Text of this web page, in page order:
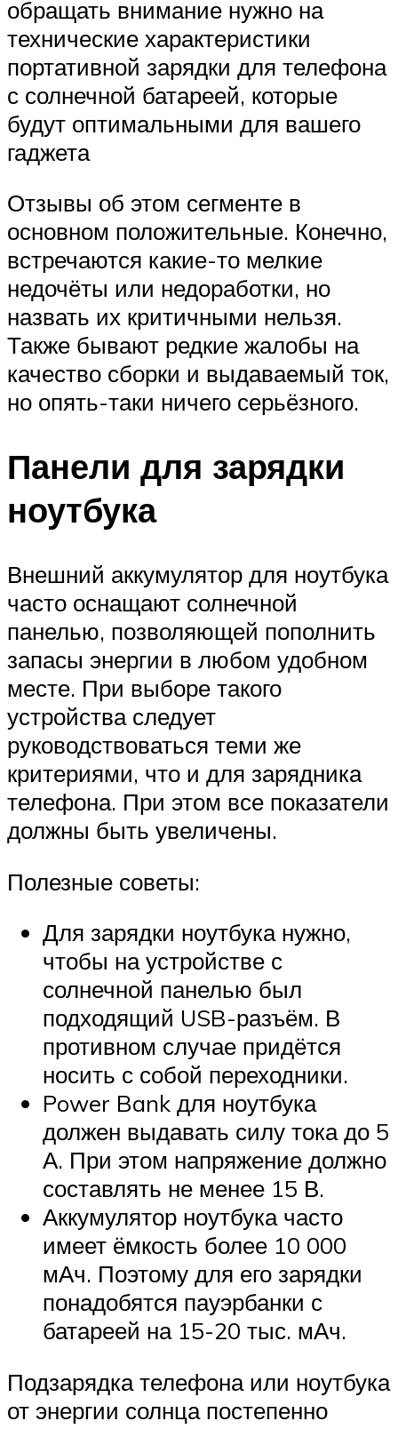
обращать внимание нужно на
технические характеристики
портативной зарядки для телефона
с солнечной батареей, которые
будут оптимальными для вашего
гаджета
Отзывы об этом сегменте в
основном положительные. Конечно,
встречаются какие-то мелкие
недочёты или недоработки, но
назвать их критичными нельзя.
Также бывают редкие жалобы на
качество сборки и выдаваемый ток,
но опять-таки ничего серьёзного.
Панели для зарядки
ноутбука
Внешний аккумулятор для ноутбука
часто оснащают солнечной
панелью, позволяющей пополнить
запасы энергии в любом удобном
месте. При выборе такого
устройства следует
руководствоваться теми же
критериями, что и для зарядника
телефона. При этом все показатели
должны быть увеличены.
Полезные советы:
Для зарядки ноутбука нужно,
чтобы на устройстве с
солнечной панелью был
подходящий USB-разъём. В
противном случае придётся
носить с собой переходники.
Power Bank для ноутбука
должен выдавать силу тока до 5
А. При этом напряжение должно
составлять не менее 15 В.
Аккумулятор ноутбука часто
имеет ёмкость более 10 000
мАч. Поэтому для его зарядки
понадобятся пауэрбанки с
батареей на 15-20 тыс. мАч.
Подзарядка телефона или ноутбука
от энергии солнца постепенно